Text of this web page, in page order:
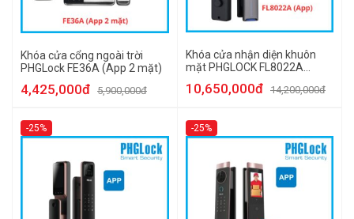
Khóa cửa cổng ngoài trời
PHGLock FE36A (App 2 mặt)
4,425,000đ 5,900,000đ
Khóa cửa nhận diện khuôn
mặt PHGLOCK FL8022A
10,650,000đ 14,200,000đ
-25% -25%